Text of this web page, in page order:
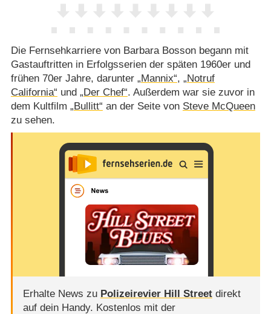
Die Fernsehkarriere von Barbara Bosson begann mit
Gastauftritten in Erfolgsserien der späten 1960er und
frühen 70er Jahre, darunter „Mannix“, „Notruf
California“ und „Der Chef“. Außerdem war sie zuvor in
dem Kultfilm „Bullitt“ an der Seite von Steve McQueen
zu sehen.
Erhalte News zu Polizeirevier Hill Streetdirekt
auf dein Handy. Kostenlos mit der